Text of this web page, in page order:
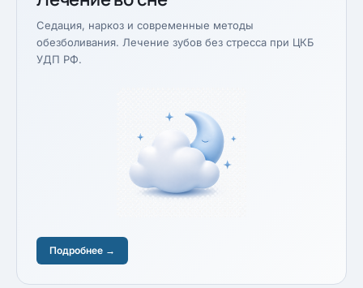
Седация, наркоз и современные методы
обезболивания. Лечение зубов без стресса при ЦКБ
УДП РФ.
Подробнее →